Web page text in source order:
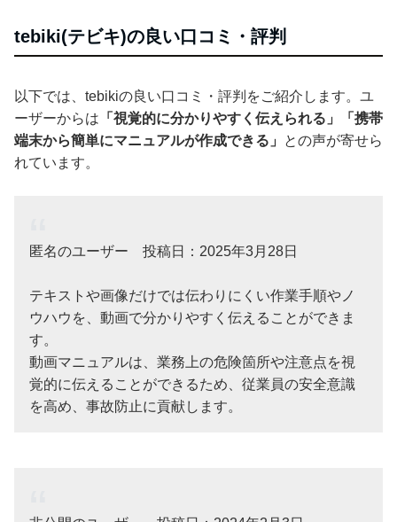
tebiki(テビキ)の良い口コミ・評判
以下では、tebikiの良い口コミ・評判をご紹介します。ユ
ーザーからは 「視覚的に分かりやすく伝えられる」「携帯
端末から簡単にマニュアルが作成できる」
との声が寄せら
れています。
匿名のユーザー 投稿日：2025年3月28日
テキストや画像だけでは伝わりにくい作業手順やノ
ウハウを、動画で分かりやすく伝えることができま
す。
動画マニュアルは、業務上の危険箇所や注意点を視
覚的に伝えることができるため、従業員の安全意識
を高め、事故防止に貢献します。